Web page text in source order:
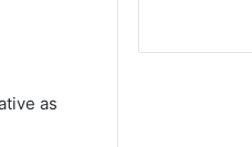
as